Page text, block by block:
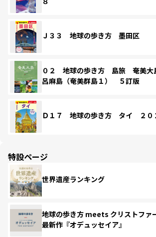
Ｊ３３ 地球の歩き方 墨田区
０２ 地球の歩き方 島旅 奄美
呂麻島（奄美群島１） ５訂版
Ｄ１７ 地球の歩き方 タイ ２０
特設ページ
世界遺産ランキング
地球の歩き方 meets クリストファ
最新作『オデュッセイア』